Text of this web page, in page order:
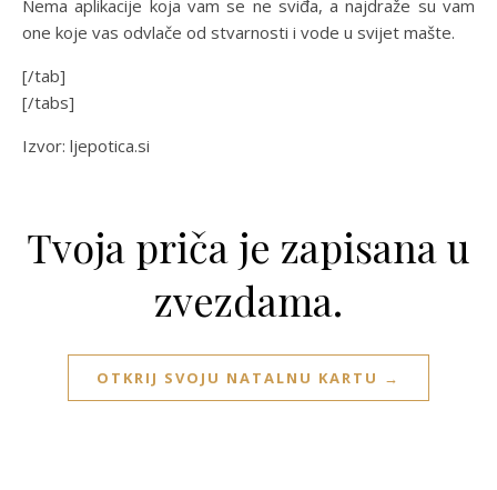
Nema aplikacije koja vam se ne sviđa, a najdraže su vam
one koje vas odvlače od stvarnosti i vode u svijet mašte.
[/tab]
[/tabs]
Izvor: ljepotica.si
Tvoja priča je zapisana u
zvezdama.
OTKRIJ SVOJU NATALNU KARTU →